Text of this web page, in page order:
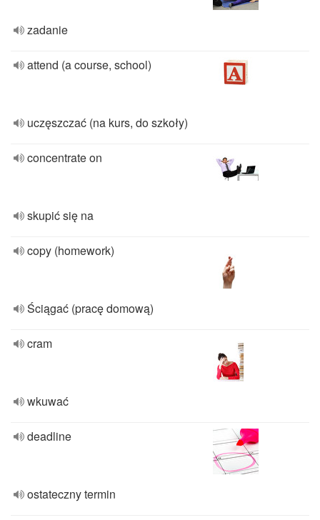
zadanie
attend (a course, school)
uczęszczać (na kurs, do szkoły)
concentrate on
skupić się na
copy (homework)
Ściągać (pracę domową)
cram
wkuwać
deadline
ostateczny termin